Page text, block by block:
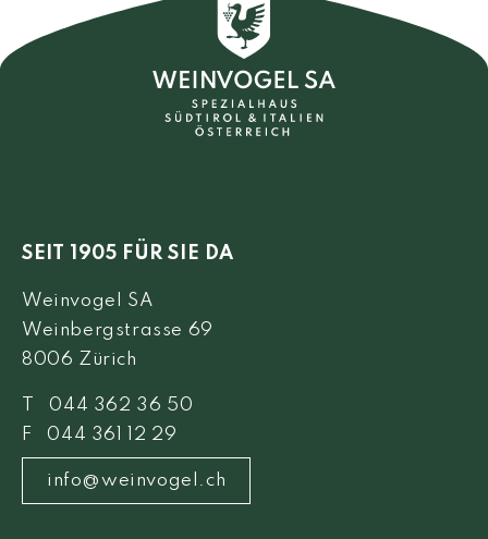
SEIT 1905 FÜR SIE DA
Weinvogel SA
Weinbergstrasse 69
8006 Zürich
T 044 362 36 50
F 044 361 12 29
info@weinvogel.ch